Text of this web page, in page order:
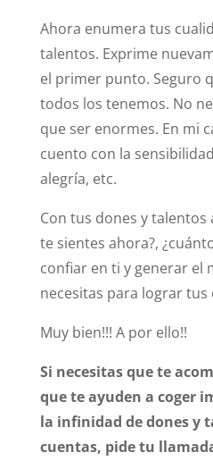
Ahora enumera tus
talentos. Exprime
el primer punto. Seguro
todos los tenemos. No
que ser enormes. En mi
cuento con la
alegría, etc.
Con tus dones y talentos
te sientes ahora?,
confiar en ti y generar el
necesitas para lograr tus
Muy bien!!! A por ello!!
Si necesitas que te
que te ayuden a coger
la infinidad de dones y
cuentas, pide tu